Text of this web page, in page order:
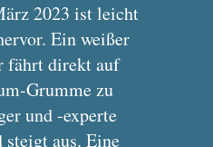
2023 ist leicht
Ein weißer
fährt direkt auf
Grumme zu
und -experte
aus. Eine